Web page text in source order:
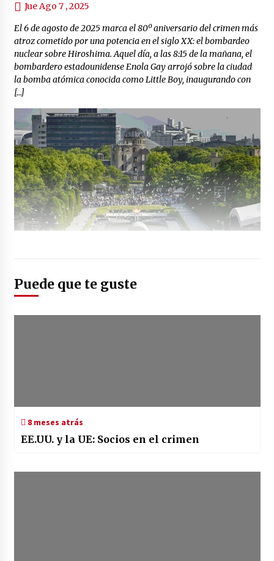
Jue Ago 7 , 2025
El 6 de agosto de 2025 marca el 80º aniversario del crimen más
atroz cometido por una potencia en el siglo XX: el bombardeo
nuclear sobre Hiroshima. Aquel día, a las 8:15 de la mañana, el
bombardero estadounidense Enola Gay arrojó sobre la ciudad
la bomba atómica conocida como Little Boy, inaugurando con
[…]
Puede que te guste
8 meses atrás
EE.UU. y la UE: Socios en el crimen